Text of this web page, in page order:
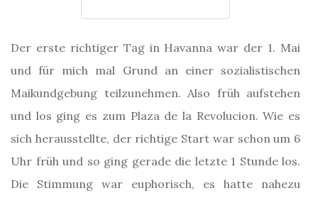
Der erste richtiger Tag in Havanna war der 1. Mai
und für mich mal Grund an einer sozialistischen
Maikundgebung teilzunehmen. Also früh aufstehen
und los ging es zum Plaza de la Revolucion. Wie es
sich herausstellte, der richtige Start war schon um 6
Uhr früh und so ging gerade die letzte 1 Stunde los.
Die Stimmung war euphorisch, es hatte nahezu